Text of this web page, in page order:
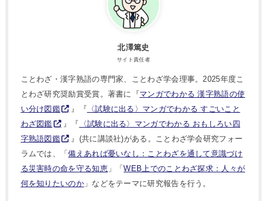
北澤篤史
サイト責任者
ことわざ・漢字熟語の専門家、ことわざ学会理事。2025年度こ
とわざ研究奨励賞受賞。著書に『マンガでわかる 漢字熟語の使
い分け図鑑
』『 〈試験に出る〉マンガでわかる すごいこと
わざ図鑑
』『
〈試験に出る〉マンガでわかる おもしろい四
字熟語図鑑
』(共に講談社)がある。ことわざ学会研究フォー
ラムでは、「備えあれば憂いなし：ことわざを通して意識づけ
る災害時の命を守る知恵」「WEB上でのことわざ探求：人々が
何を知りたいのか」などをテーマに研究報告を行う。